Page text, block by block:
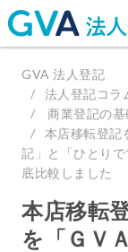
GVA 法人登記
法人登記コラ
商業登記の
本店移転登記
記」と「ひとり
底比較しました
本店移転
を「ＧＶ